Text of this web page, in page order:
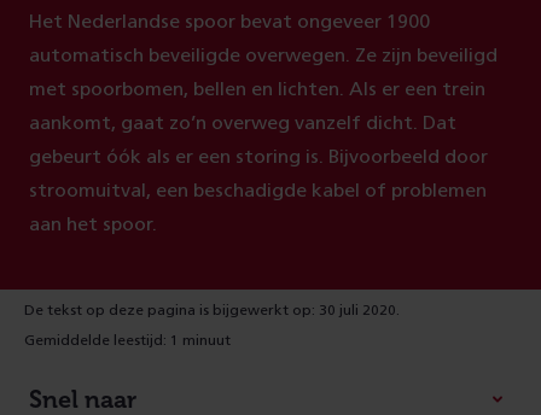
Het Nederlandse spoor bevat ongeveer 1900
automatisch beveiligde overwegen. Ze zijn beveiligd
met spoorbomen, bellen en lichten. Als er een trein
aankomt, gaat zo’n overweg vanzelf dicht. Dat
gebeurt óók als er een storing is. Bijvoorbeeld door
stroomuitval, een beschadigde kabel of problemen
aan het spoor.
De tekst op deze pagina is bijgewerkt op: 30 juli 2020.
Gemiddelde leestijd: 1 minuut
Snel naar